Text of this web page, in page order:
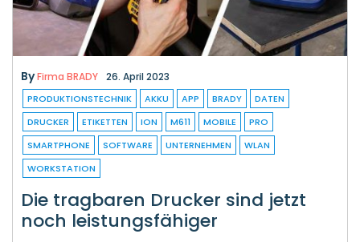
ByFirma BRADY 26. April 2023
PRODUKTIONSTECHNIK AKKU APP BRADY
DATEN
DRUCKER
ETIKETTEN ION M611 MOBILE
PRO
SMARTPHONE
SOFTWARE UNTERNEHMEN
WLAN
WORKSTATION
Die tragbaren Drucker sind jetzt
noch leistungsfähiger